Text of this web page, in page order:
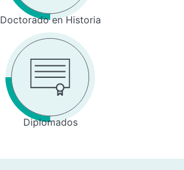
Doctorado en Historia
Diplomados